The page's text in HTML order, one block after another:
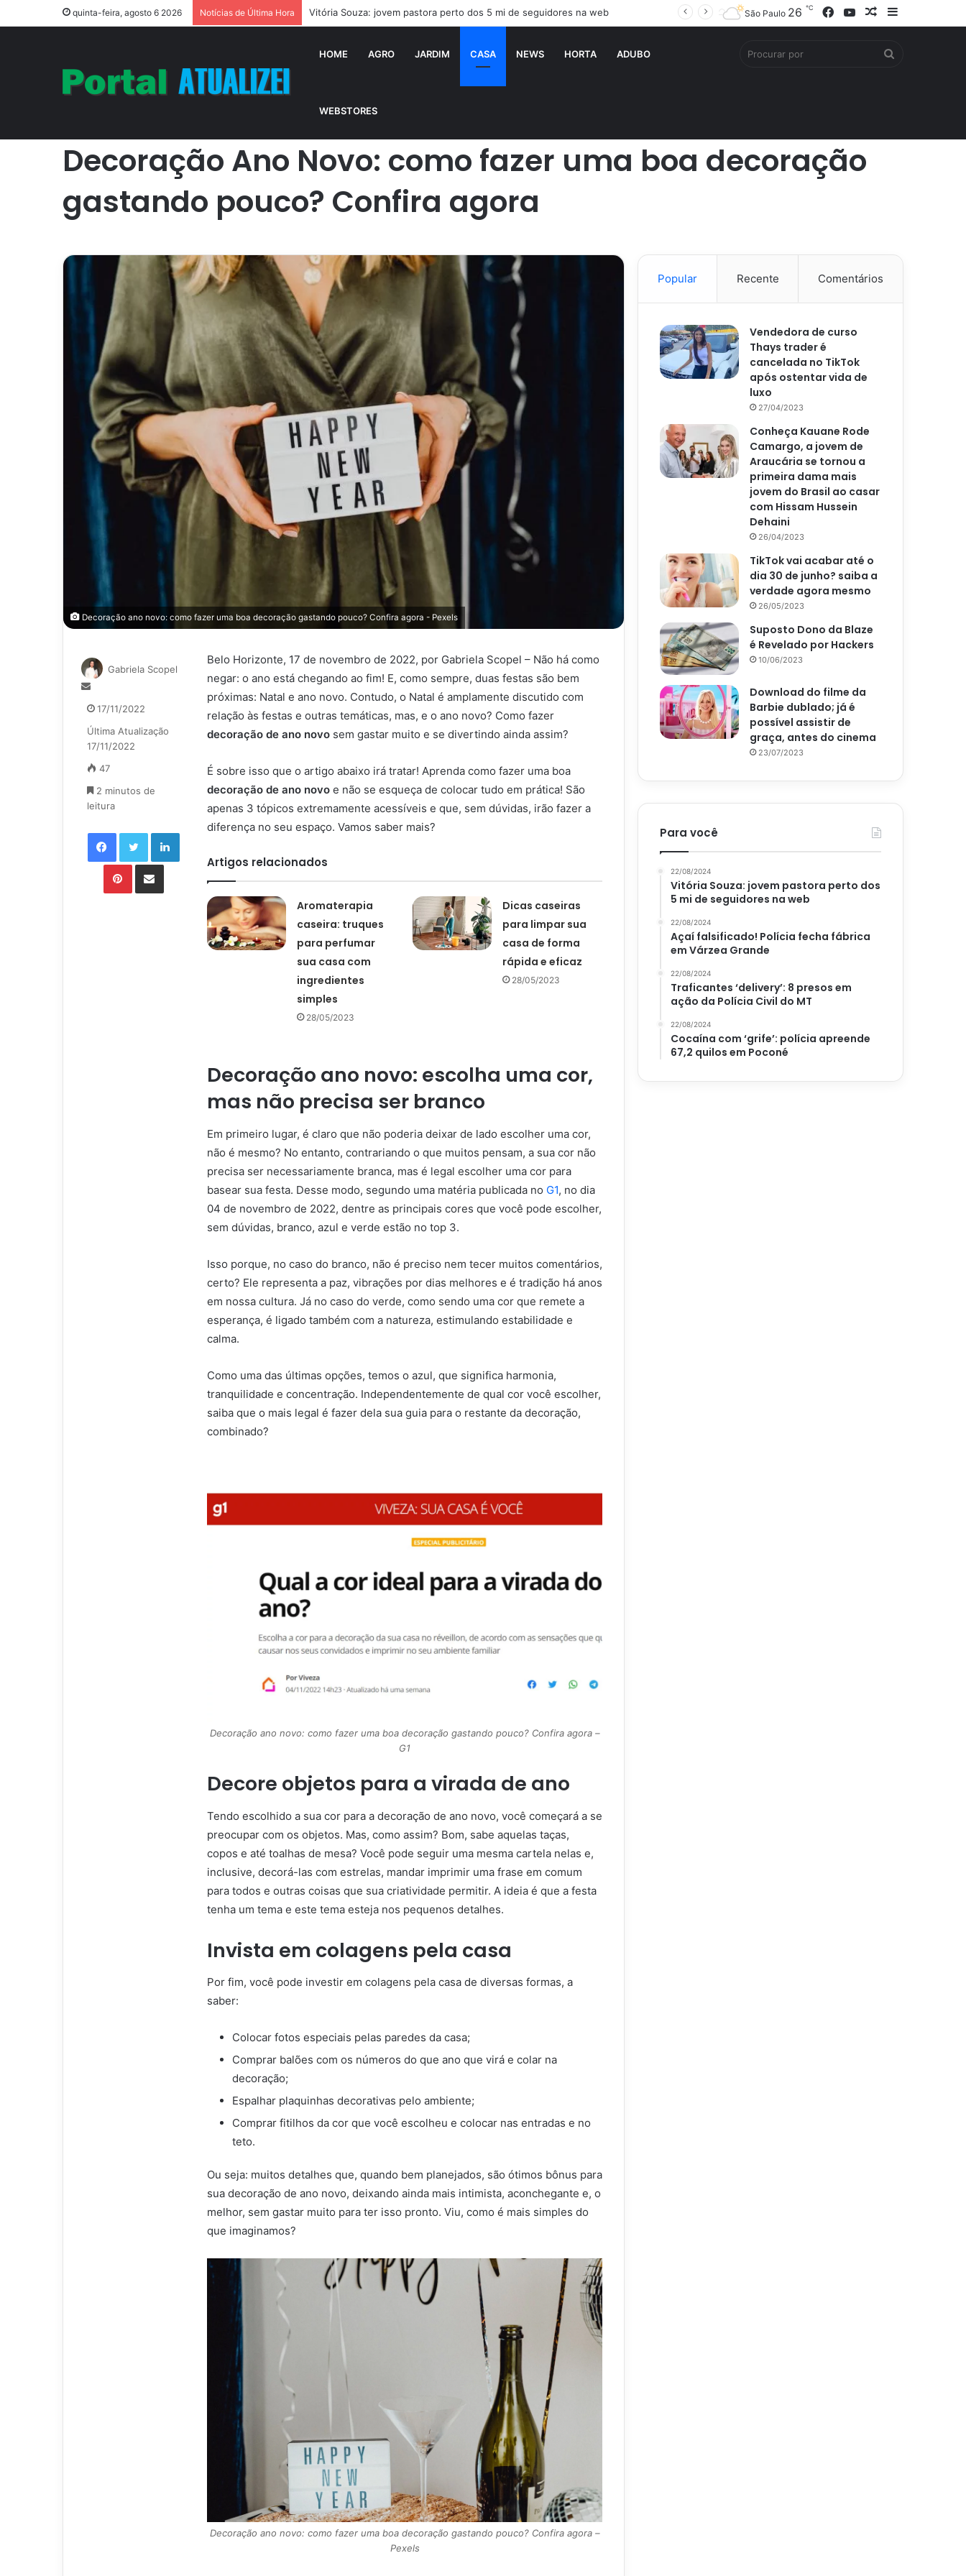
quinta-feira, agosto 6 2026 Notícias de Última Hora Açaí falsificado! Polícia fecha fábrica em Várzea Grande
Barra
Artigo
YouTube
Facebook
São Paulo 26 ℃
HOME AGRO JARDIM CASA NEWS HORTA ADUBO
WEBSTORES
Início/ Casa /Decoração Ano Novo: como fazer uma boa decoração gastando pouco? Confira agora
Decoração Ano Novo: como fazer uma boa decoração
gastando pouco? Confira agora
Decoração ano novo: como fazer uma boa decoração gastando pouco? Confira agora - Pexels
Belo Horizonte, 17 de novembro de 2022, por Gabriela Scopel – Não há como
negar: o ano está chegando ao fim! E, como sempre, duas festas são bem
próximas: Natal e ano novo. Contudo, o Natal é amplamente discutido com
relação às festas e outras temáticas, mas, e o ano novo? Como fazer
decoração de ano novo sem gastar muito e se divertindo ainda assim?
É sobre isso que o artigo abaixo irá tratar! Aprenda como fazer uma boa
decoração de ano novo e não se esqueça de colocar tudo em prática! São
apenas 3 tópicos extremamente acessíveis e que, sem dúvidas, irão fazer a
diferença no seu espaço. Vamos saber mais?
Artigos relacionados
Aromaterapia
caseira: truques
para perfumar
sua casa com
ingredientes
simples
28/05/2023
Dicas caseiras
para limpar sua
casa de forma
rápida e eficaz
28/05/2023
Decoração ano novo: escolha uma cor,
mas não precisa ser branco
Em primeiro lugar, é claro que não poderia deixar de lado escolher uma cor,
não é mesmo? No entanto, contrariando o que muitos pensam, a sua cor não
precisa ser necessariamente branca, mas é legal escolher uma cor para
basear sua festa. Desse modo, segundo uma matéria publicada no G1, no dia
04 de novembro de 2022, dentre as principais cores que você pode escolher,
sem dúvidas, branco, azul e verde estão no top 3.
Isso porque, no caso do branco, não é preciso nem tecer muitos comentários,
certo? Ele representa a paz, vibrações por dias melhores e é tradição há anos
em nossa cultura. Já no caso do verde, como sendo uma cor que remete a
esperança, é ligado também com a natureza, estimulando estabilidade e
calma.
Como uma das últimas opções, temos o azul, que significa harmonia,
tranquilidade e concentração. Independentemente de qual cor você escolher,
saiba que o mais legal é fazer dela sua guia para o restante da decoração,
combinado?
Decoração ano novo: como fazer uma boa decoração gastando pouco? Confira agora –
G1
Decore objetos para a virada de ano
Tendo escolhido a sua cor para a decoração de ano novo, você começará a se
preocupar com os objetos. Mas, como assim? Bom, sabe aquelas taças,
copos e até toalhas de mesa? Você pode seguir uma mesma cartela nelas e,
inclusive, decorá-las com estrelas, mandar imprimir uma frase em comum
para todos e outras coisas que sua criatividade permitir. A ideia é que a festa
tenha um tema e este tema esteja nos pequenos detalhes.
Invista em colagens pela casa
Por fim, você pode investir em colagens pela casa de diversas formas, a
saber:
Colocar fotos especiais pelas paredes da casa;
Comprar balões com os números do que ano que virá e colar na
decoração;
Espalhar plaquinhas decorativas pelo ambiente;
Comprar fitilhos da cor que você escolheu e colocar nas entradas e no
teto.
Ou seja: muitos detalhes que, quando bem planejados, são ótimos bônus para
sua decoração de ano novo, deixando ainda mais intimista, aconchegante e, o
melhor, sem gastar muito para ter isso pronto. Viu, como é mais simples do
que imaginamos?
Decoração ano novo: como fazer uma boa decoração gastando pouco? Confira agora –
Pexels
Gabriela Scopel
Mande
e-
mail
17/11/2022
Última Atualização
17/11/2022
47
2 minutos de
leitura
FacebookTwitterLinkedin
PinterestCompartilhar via e-mail
Popular Recente Comentários
Vendedora de curso
Thays trader é
cancelada no TikTok
após ostentar vida de
luxo
27/04/2023
Conheça Kauane Rode
Camargo, a jovem de
Araucária se tornou a
primeira dama mais
jovem do Brasil ao casar
com Hissam Hussein
Dehaini
26/04/2023
TikTok vai acabar até o
dia 30 de junho? saiba a
verdade agora mesmo
26/05/2023
Suposto Dono da Blaze
é Revelado por Hackers
10/06/2023
Download do filme da
Barbie dublado; já é
possível assistir de
graça, antes do cinema
23/07/2023
Para você
22/08/2024
Vitória Souza: jovem pastora perto dos
5 mi de seguidores na web
22/08/2024
Açaí falsificado! Polícia fecha fábrica
em Várzea Grande
22/08/2024
Traficantes ‘delivery’: 8 presos em
ação da Polícia Civil do MT
22/08/2024
Cocaína com ‘grife’: polícia apreende
67,2 quilos em Poconé